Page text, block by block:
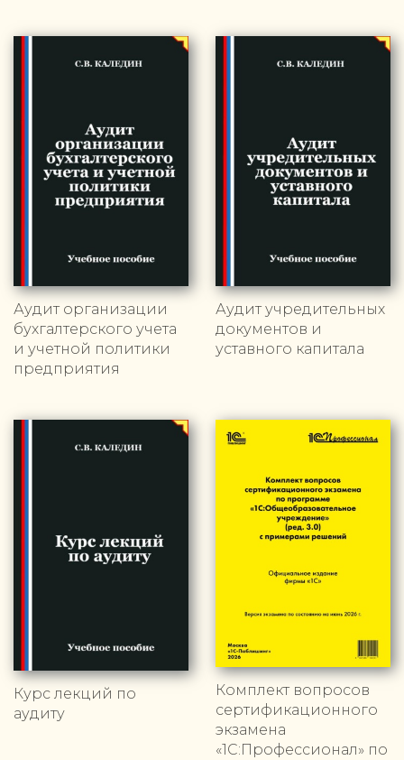
Аудит организации
бухгалтерского учета
и учетной политики
предприятия
Аудит учредительных
документов и
уставного капитала
Курс лекций по
аудиту
Комплект вопросов
сертификационного
экзамена
«1С:Профессионал» по